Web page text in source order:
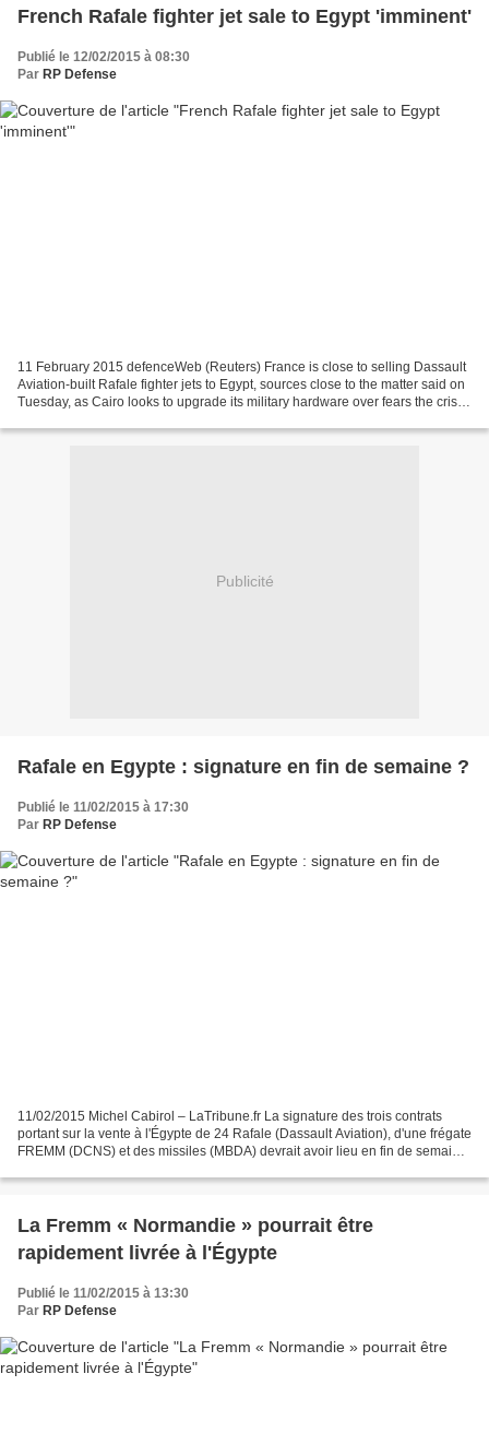
French Rafale fighter jet sale to Egypt 'imminent'
Publié le 12/02/2015 à 08:30
Par RP Defense
11 February 2015 defenceWeb (Reuters) France is close to selling Dassault
Aviation-built Rafale fighter jets to Egypt, sources close to the matter said on
Tuesday, as Cairo looks to upgrade its military hardware over fears the crisis
Publicité
Rafale en Egypte : signature en fin de semaine ?
Publié le 11/02/2015 à 17:30
Par RP Defense
11/02/2015 Michel Cabirol – LaTribune.fr La signature des trois contrats
portant sur la vente à l'Égypte de 24 Rafale (Dassault Aviation), d'une frégate
FREMM (DCNS) et des missiles (MBDA) devrait avoir lieu en fin de semaine.
La Fremm « Normandie » pourrait être
rapidement livrée à l'Égypte
Publié le 11/02/2015 à 13:30
Par RP Defense